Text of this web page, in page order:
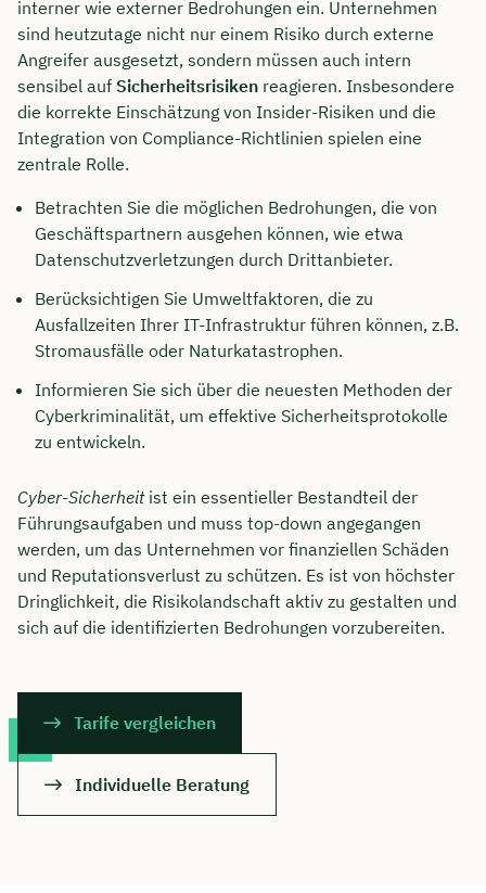
interner wie externer Bedrohungen ein. Unternehmen
sind heutzutage nicht nur einem Risiko durch externe
Angreifer ausgesetzt, sondern müssen auch intern
sensibel auf Sicherheitsrisiken reagieren. Insbesondere
die korrekte Einschätzung von Insider-Risiken und die
Integration von Compliance-Richtlinien spielen eine
zentrale Rolle.
Betrachten Sie die möglichen Bedrohungen, die von
Geschäftspartnern ausgehen können, wie etwa
Datenschutzverletzungen durch Drittanbieter.
Berücksichtigen Sie Umweltfaktoren, die zu
Ausfallzeiten Ihrer IT-Infrastruktur führen können, z.B.
Stromausfälle oder Naturkatastrophen.
Informieren Sie sich über die neuesten Methoden der
Cyberkriminalität, um effektive Sicherheitsprotokolle
zu entwickeln.
Cyber-Sicherheitist ein essentieller Bestandteil der
Führungsaufgaben und muss top-down angegangen
werden, um das Unternehmen vor finanziellen Schäden
und Reputationsverlust zu schützen. Es ist von höchster
Dringlichkeit, die Risikolandschaft aktiv zu gestalten und
sich auf die identifizierten Bedrohungen vorzubereiten.
Tarife vergleichen
Individuelle Beratung